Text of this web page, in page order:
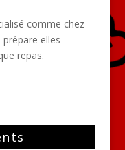
comme chez
elles-
repas.